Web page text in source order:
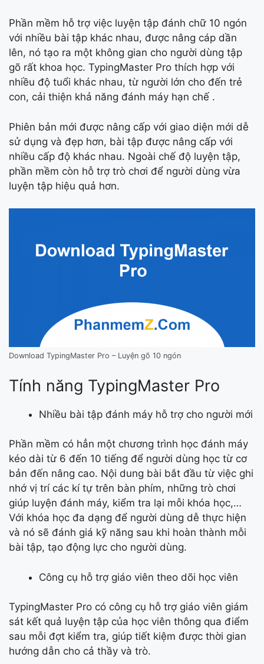
Phần mềm hỗ trợ việc luyện tập đánh chữ 10 ngón
với nhiều bài tập khác nhau, được nâng cáp dần
lên, nó tạo ra một không gian cho người dùng tập
gõ rất khoa học. TypingMaster Pro thích hợp với
nhiều độ tuổi khác nhau, từ người lớn cho đến trẻ
con, cải thiện khả năng đánh máy hạn chế .
Phiên bản mới được nâng cấp với giao diện mới dễ
sử dụng và đẹp hơn, bài tập được nâng cấp với
nhiều cấp độ khác nhau. Ngoài chế độ luyện tập,
phần mềm còn hỗ trợ trò chơi để người dùng vừa
luyện tập hiệu quả hơn.
Download TypingMaster Pro – Luyện gõ 10 ngón
Tính năng TypingMaster Pro
Nhiều bài tập đánh máy hỗ trợ cho người mới
Phần mềm có hẳn một chương trình học đánh máy
kéo dài từ 6 đến 10 tiếng để người dùng học từ cơ
bản đến nâng cao. Nội dung bài bắt đầu từ việc ghi
nhớ vị trí các kí tự trên bàn phím, những trò chơi
giúp luyện đánh máy, kiểm tra lại mỗi khóa học,…
Với khóa học đa dạng để người dùng dễ thực hiện
và nó sẽ đánh giá kỹ năng sau khi hoàn thành mỗi
bài tập, tạo động lực cho người dùng.
Công cụ hỗ trợ giáo viên theo dõi học viên
TypingMaster Pro có công cụ hỗ trợ giáo viên giám
sát kết quả luyện tập của học viên thông qua điểm
sau mỗi đợt kiểm tra, giúp tiết kiệm được thời gian
hướng dẫn cho cả thầy và trò.